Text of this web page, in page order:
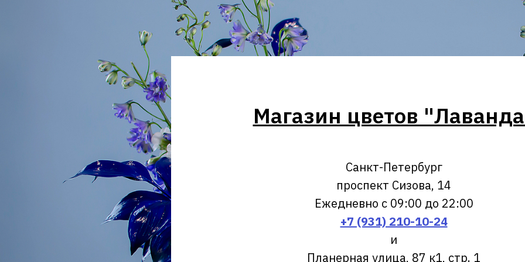
Магазин цветов
Санкт-Петербург
проспект Сизова, 14
Ежедневно с 09:00 до 22:00
+7 (931) 210-10-24
и
Планерная улица, 87 к1, стр. 1